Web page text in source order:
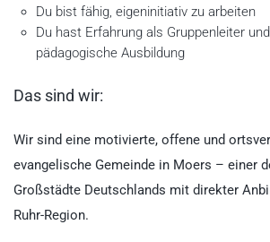
Du bist fähig, eigeninitiativ zu arbeiten
Du hast Erfahrung als Gruppenleiter
pädagogische Ausbildung
Das sind wir:
Wir sind eine motivierte, offene und
evangelische Gemeinde in Moers – einer
Großstädte Deutschlands mit direkter
Ruhr-Region.